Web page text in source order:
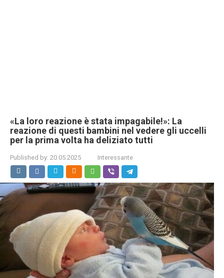
«La loro reazione è stata impagabile!»: La
reazione di questi bambini nel vedere gli uccelli
per la prima volta ha deliziato tutti
Published by: 20.05.2025 Interessante